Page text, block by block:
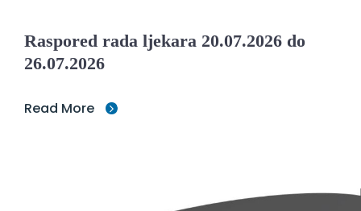
Raspored rada ljekara 20.07.2026 do
26.07.2026
Read More